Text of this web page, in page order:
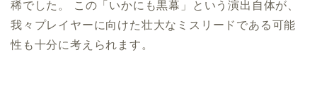
稀でした。 この「いかにも黒幕」という演出自体が、
我々プレイヤーに向けた壮大なミスリードである可能
性も十分に考えられます。